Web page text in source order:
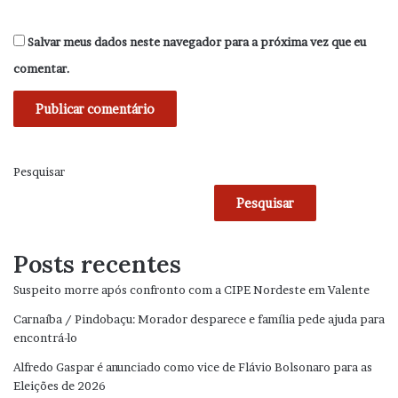
Salvar meus dados neste navegador para a próxima vez que eu
comentar.
Pesquisar
Pesquisar
Posts recentes
Suspeito morre após confronto com a CIPE Nordeste em Valente
Carnaíba / Pindobaçu: Morador desparece e família pede ajuda para
encontrá-lo
Alfredo Gaspar é anunciado como vice de Flávio Bolsonaro para as
Eleições de 2026